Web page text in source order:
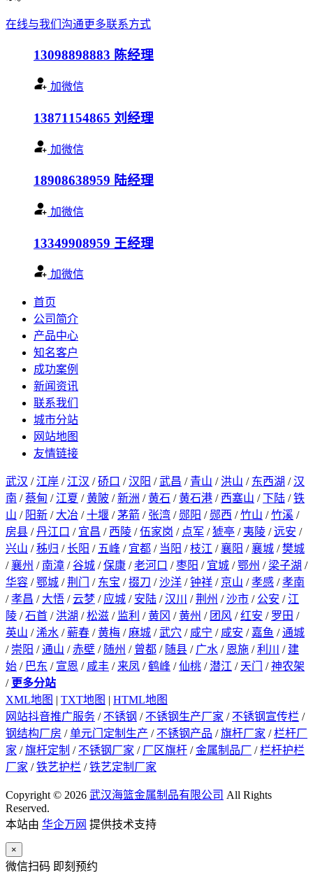
在线与我们沟通更多联系方式
13098898883 陈经理
加微信
13871154865 刘经理
加微信
18908638959 陆经理
加微信
13349908959 王经理
加微信
首页
公司简介
产品中心
知名客户
成功案例
新闻资讯
联系我们
城市分站
网站地图
友情链接
武汉 / 江岸 / 江汉 /硚口 /汉阳 /武昌 / 青山 / 洪山 / 东西湖 /汉
南 /蔡甸 / 江夏 /黄陂 /新洲 /黄石 /黄石港 / 西塞山 /下陆 /铁
山 / 阳新 / 大冶 /十堰 /茅箭 / 张湾 / 郧阳 / 郧西 /竹山 /竹溪 /
房县 /丹江口 / 宜昌 / 西陵 /伍家岗 / 点军 /猇亭 / 夷陵 /远安 /
兴山 /秭归 /长阳 / 五峰 / 宜都 / 当阳 /枝江 /襄阳 /襄城 /樊城
/襄州 / 南漳 /谷城 /保康 /老河口 /枣阳 / 宜城 /鄂州 / 梁子湖 /
华容 /鄂城 /荆门 / 东宝 /掇刀 /沙洋 /钟祥 / 京山 /孝感 /孝南
/孝昌 / 大悟 /云梦 / 应城 / 安陆 /汉川 /荆州 /沙市 / 公安 / 江
陵 /石首 / 洪湖 /松滋 / 监利 /黄冈 /黄州 / 团风 /红安 / 罗田 /
英山 /浠水 /蕲春 /黄梅 /麻城 /武穴 / 咸宁 / 咸安 / 嘉鱼 /通城
/ 崇阳 /通山 /赤壁 / 随州 / 曾都 / 随县 / 广水 / 恩施 /利川 / 建
始 / 巴东 / 宣恩 / 咸丰 / 来凤 /鹤峰 /仙桃 /潜江 / 天门 /神农架
/ 更多分站
XML地图 | TXT地图 | HTML地图
网站抖音推广服务 / 不锈钢 / 不锈钢生产厂家 / 不锈钢宣传栏 /
钢结构厂房 /单元门定制生产 / 不锈钢产品 /旗杆厂家 /栏杆厂
家 /旗杆定制 / 不锈钢厂家 / 厂区旗杆 /金属制品厂 /栏杆护栏
厂家 /铁艺护栏 /铁艺定制厂家
Copyright © 2026 武汉海篮金属制品有限公司 All Rights
Reserved.
本站由 华企万网 提供技术支持
×
微信扫码 即刻预约